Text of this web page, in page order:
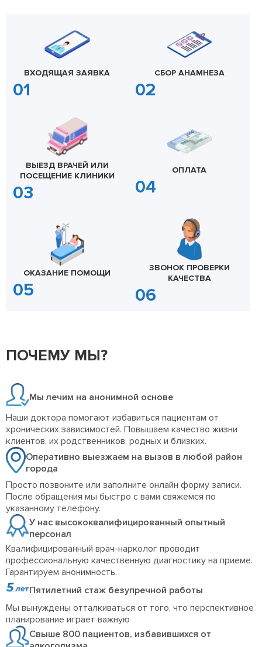
ВХОДЯЩАЯ ЗАЯВКА СБОР АНАМНЕЗА
ВЫЕЗД ВРАЧЕЙ ИЛИ
ПОСЕЩЕНИЕ КЛИНИКИ
ОПЛАТА
ОКАЗАНИЕ ПОМОЩИ
ЗВОНОК ПРОВЕРКИ
КАЧЕСТВА
ПОЧЕМУ МЫ?
Мы лечим на анонимной основе
Наши доктора помогают избавиться пациентам от
хронических зависимостей. Повышаем качество жизни
клиентов, их родственников, родных и близких.
Оперативно выезжаем на вызов в любой район
города
Просто позвоните или заполните онлайн форму записи.
После обращения мы быстро с вами свяжемся по
указанному телефону.
У нас высококвалифицированный опытный
персонал
Квалифицированный врач-нарколог проводит
профессиональную качественную диагностику на приеме.
Гарантируем анонимность.
Пятилетний стаж безупречной работы
Мы вынуждены отталкиваться от того, что перспективное
планирование играет важную
Свыше 800 пациентов, избавившихся от